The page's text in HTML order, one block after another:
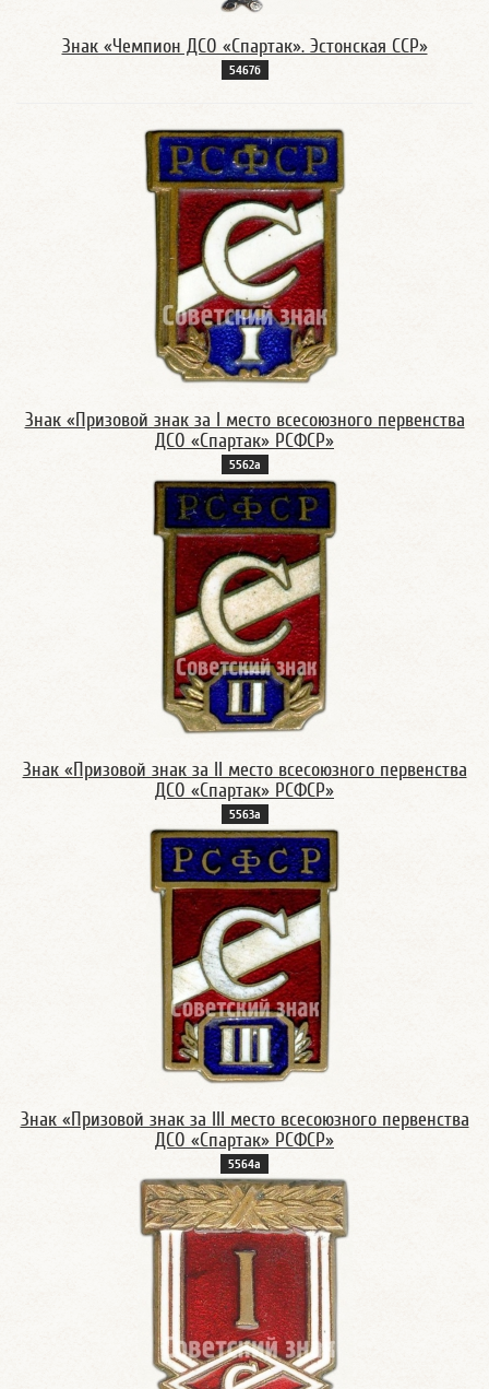
Знак «Чемпион ДСО «Спартак». Эстонская ССР»
5467б
Знак «Призовой знак за I место всесоюзного первенства
ДСО «Спартак» РСФСР»
5562а
Знак «Призовой знак за II место всесоюзного первенства
ДСО «Спартак» РСФСР»
5563а
Знак «Призовой знак за III место всесоюзного первенства
ДСО «Спартак» РСФСР»
5564а